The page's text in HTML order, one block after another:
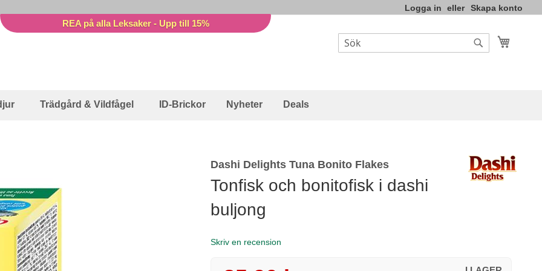
Logga in Skapa konto
REA på alla Leksaker - Upp till 15%
Sök
Trädgård & Vildfågel ID-Brickor Nyheter Deals
Dashi Delights Tuna Bonito Flakes
Tonfisk och bonitofisk i dashi
buljong
Skriv en recension